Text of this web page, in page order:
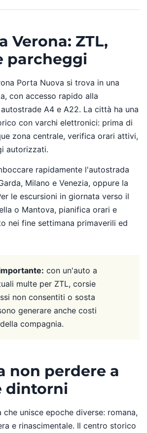
Verona: ZTL,
parcheggi
Porta Nuova si trova in una
con accesso rapido alla
A4 e A22. La città ha una
con varchi elettronici: prima di
zona centrale, verifica orari attivi,
autorizzati.
rapidamente l'autostrada
Milano e Venezia, oppure la
le escursioni in giornata verso il
o Mantova, pianifica orari e
nei fine settimana primaverili ed
con un'auto a
multe per ZTL, corsie
non consentiti o sosta
generare anche costi
compagnia.
non perdere a
dintorni
che unisce epoche diverse: romana,
e rinascimentale. Il centro storico